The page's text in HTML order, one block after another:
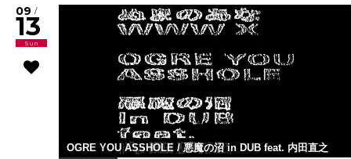
09 /
13
Sun
OGRE YOU ASSHOLE / 悪魔の沼 in DUB feat. 内田直之